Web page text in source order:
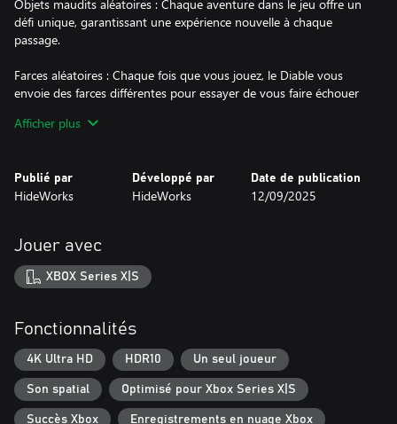
Objets maudits aléatoires : Chaque aventure dans le jeu offre un
défi unique, garantissant une expérience nouvelle à chaque
passage.
Farces aléatoires : Chaque fois que vous jouez, le Diable vous
envoie des farces différentes pour essayer de vous faire échouer
et potentiellement terrifiante.
santé. Explorez les différents manoirs tout en gardant un œil sur
le temps, et méfiez-vous des ennemis qui tenteront de le
Faites appel au détective qui sommeille en vous : Affinez votre
sens de l'observation en observant et en vous remémorant les
changements survenus dans votre environnement pour
nettoyer les objets tordus par l'influence démoniaque.
Gérer les pupilles : Utilisez de puissantes protections magiques
pour vous défendre et détruire les démons qui vous chassent.
Afficher plus
Publié par
HideWorks
Développé par
HideWorks
Date de publication
12/09/2025
Jouer avec
XBOX Series X|S
Fonctionnalités
4K Ultra HD HDR10 Un seul joueur
Son spatial Optimisé pour Xbox Series X|S
Succès Xbox Enregistrements en nuage Xbox